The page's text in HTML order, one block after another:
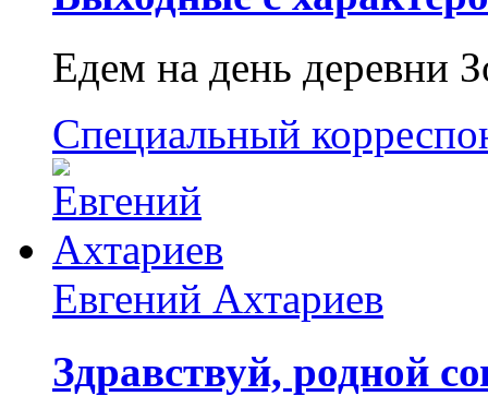
Едем на день деревни
Специальный
Евгений Ахтариев
Здравствуй, родной